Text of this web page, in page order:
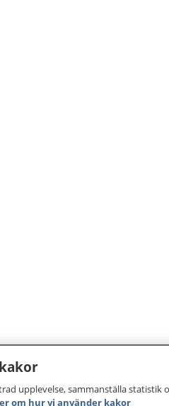
upplevelse, sammanställa statistik
om hur vi använder kakor